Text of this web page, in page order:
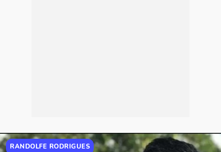
RANDOLFE RODRIGUES